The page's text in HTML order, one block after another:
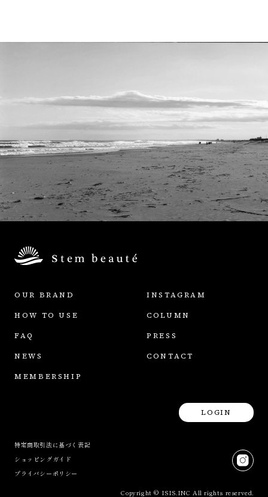
OUR BRAND INSTAGRAM
HOW TO USE COLUMN
FAQ PRESS
NEWS CONTACT
MEMBERSHIP
LOGIN
特定商取引法に基づく表記
ショッピングガイド
プライバシーポリシー
Copyright © ISIS.INC All rights reserved.